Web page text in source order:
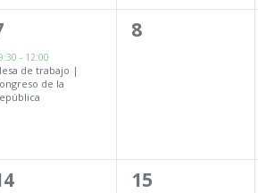
- 12:00
de trabajo |
de la
0
8
0
15